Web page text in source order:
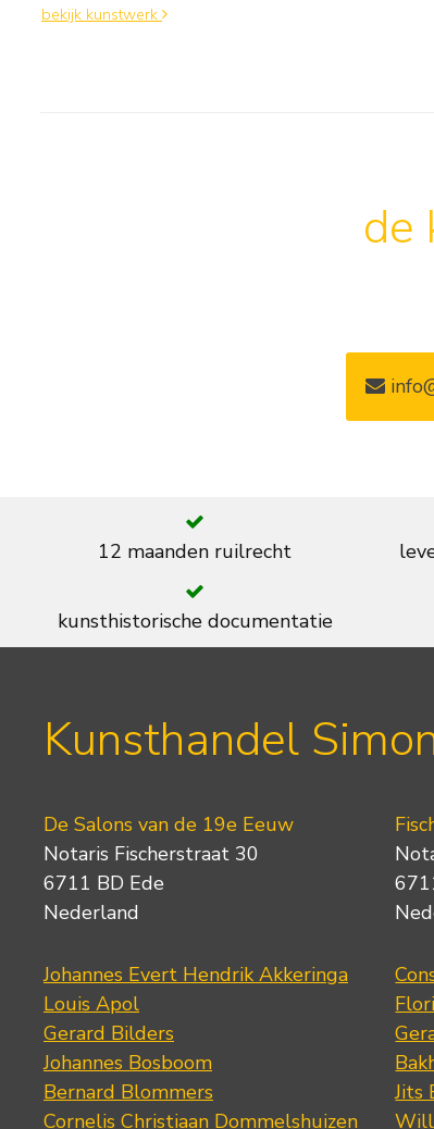
bekijk kunstwerk
de
12 maanden ruilrecht
kunsthistorische documentatie
Kunsthandel
De Salons van de 19e Eeuw
Notaris Fischerstraat 30
6711 BD Ede
Nederland
Johannes Evert Hendrik Akkeringa
Louis Apol
Gerard Bilders
Johannes Bosboom
Bernard Blommers
Cornelis Christiaan Dommelshuizen
Jits